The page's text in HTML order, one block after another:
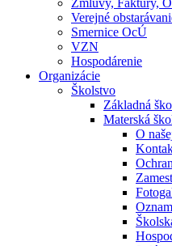
Zmluvy, Faktúry,
Verejné
Smernice OcÚ
VZN
Hospodárenie
Organizácie
Školstvo
Základná
Materská
O